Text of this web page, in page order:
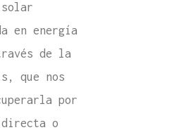
en energía
de la
que nos
por
directa o